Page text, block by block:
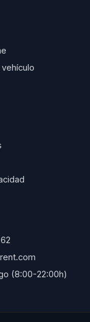
(8:00-22:00h)